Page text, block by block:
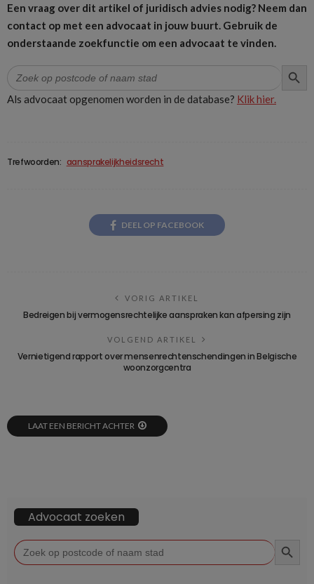
Een vraag over dit artikel of juridisch advies nodig? Neem dan
contact op met een advocaat in jouw buurt. Gebruik de
onderstaande zoekfunctie om een advocaat te vinden.
Zoek
naar:
Als advocaat opgenomen worden in de database? Klik hier.
Trefwoorden: aansprakelijkheidsrecht
DEEL OP FACEBOOK
VORIG ARTIKEL
Bedreigen bij vermogensrechtelijke aanspraken kan afpersing zijn
VOLGEND ARTIKEL
Vernietigend rapport over mensenrechtenschendingen in Belgische
woonzorgcentra
LAAT EEN BERICHT ACHTER
Advocaat zoeken
Zoek
naar: